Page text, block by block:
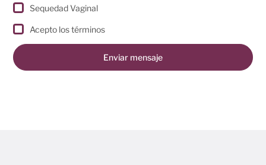
Sequedad Vaginal
Acepto los términos
Enviar mensaje